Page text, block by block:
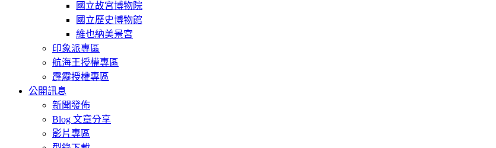
國立故宮博物院
國立歷史博物館
維也納美景宮
印象派專區
航海王授權專區
霹靂授權專區
公開訊息
新聞發佈
Blog 文章分享
影片專區